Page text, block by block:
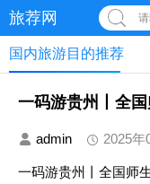
旅荐网
国内旅游目的推荐
一码游贵州丨全
admin 2025年
一码游贵州丨全国师